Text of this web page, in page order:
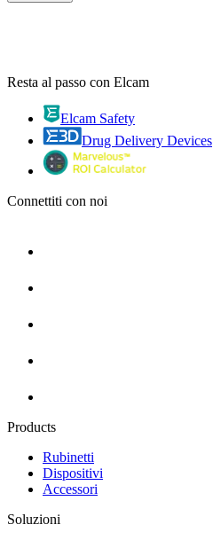
Resta al passo con Elcam
Elcam Safety
Drug Delivery Devices
Connettiti con noi
Products
Rubinetti
Dispositivi
Accessori
Soluzioni